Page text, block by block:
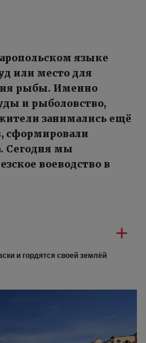
языке
или место для
рыбы. Именно
и рыболовство,
занимались ещё
сформировали
Сегодня мы
воеводство в

и гордятся своей землёй